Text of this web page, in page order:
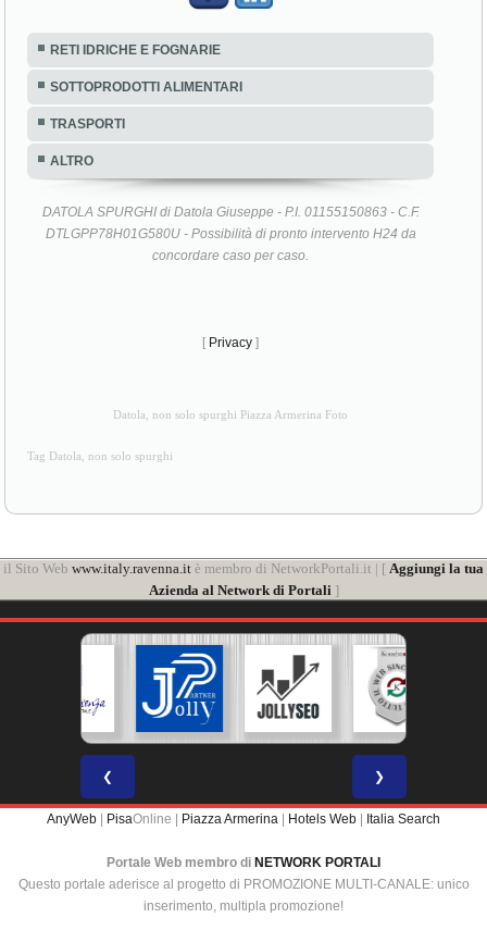
RETI IDRICHE E FOGNARIE
SOTTOPRODOTTI ALIMENTARI
TRASPORTI
ALTRO
DATOLA SPURGHI di Datola Giuseppe - P.I. 01155150863 - C.F.
DTLGPP78H01G580U - Possibilità di pronto intervento H24 da
concordare caso per caso.
[ Privacy ]
Datola, non solo spurghi Piazza Armerina Foto
Tag Datola, non solo spurghi
il Sito Web www.italy.ravenna.it è membro di NetworkPortali.it | [ Aggiungi la tua
Azienda al Network di Portali ]
❮ ❯
AnyWeb | PisaOnline | Piazza Armerina | Hotels Web | Italia Search
Portale Web membro di NETWORK PORTALI
Questo portale aderisce al progetto di PROMOZIONE MULTI-CANALE: unico
inserimento, multipla promozione!